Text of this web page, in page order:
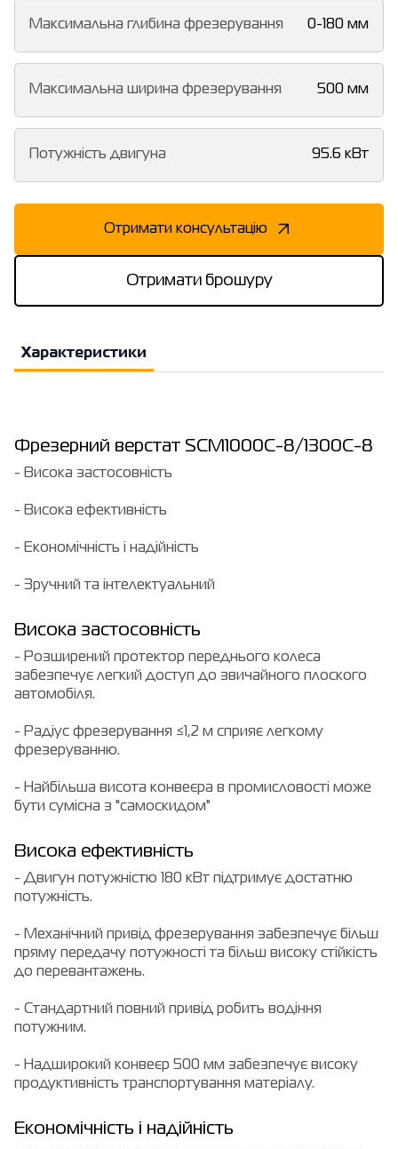
Максимальна глибина фрезерування 0-180 мм
Максимальна ширина фрезерування 500 мм
Потужність двигуна 95.6 кВт
Отримати консультацію
Отримати брошуру
Характеристики
Фрезерний верстат SCM1000C-8/1300C-8
- Висока застосовність
- Висока ефективність
- Економічність і надійність
- Зручний та інтелектуальний
Висока застосовність
- Розширений протектор переднього колеса
забезпечує легкий доступ до звичайного плоского
автомобіля.
- Радіус фрезерування ≤1,2 м сприяє легкому
фрезеруванню.
- Найбільша висота конвеєра в промисловості може
бути сумісна з "самоскидом"
Висока ефективність
- Двигун потужністю 180 кВт підтримує достатню
потужність.
- Механічний привід фрезерування забезпечує більш
пряму передачу потужності та більш високу стійкість
до перевантажень.
- Стандартний повний привід робить водіння
потужним.
- Надширокий конвеєр 500 мм забезпечує високу
продуктивність транспортування матеріалу.
Економічність і надійність